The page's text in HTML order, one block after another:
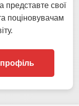
представте свої
поціновувачам